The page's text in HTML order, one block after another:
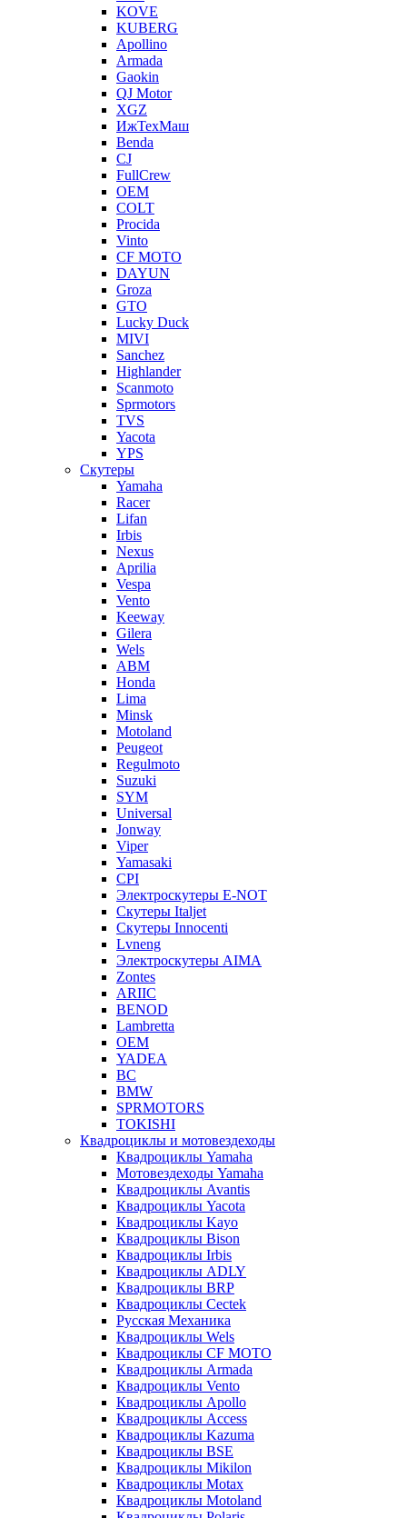
KOVE
KUBERG
Apollino
Armada
Gaokin
QJ Motor
XGZ
ИжТехМаш
Benda
CJ
FullCrew
OEM
COLT
Procida
Vinto
CF MOTO
DAYUN
Groza
GTO
Lucky Duck
MIVI
Sanchez
Highlander
Scanmoto
Sprmotors
TVS
Yacota
YPS
Скутеры
Yamaha
Racer
Lifan
Irbis
Nexus
Aprilia
Vespa
Vento
Keeway
Gilera
Wels
ABM
Honda
Lima
Minsk
Motoland
Peugeot
Regulmoto
Suzuki
SYM
Universal
Jonway
Viper
Yamasaki
CPI
Электроскутеры E-NOT
Скутеры Italjet
Скутеры Innocenti
Lvneng
Электроскутеры AIMA
Zontes
ARIIC
BENOD
Lambretta
OEM
YADEA
BC
BMW
SPRMOTORS
TOKISHI
Квадроциклы и мотовездеходы
Квадроциклы Yamaha
Мотовездеходы Yamaha
Квадроциклы Avantis
Квадроциклы Yacota
Квадроциклы Kayo
Квадроциклы Bison
Квадроциклы Irbis
Квадроциклы ADLY
Квадроциклы BRP
Квадроциклы Cectek
Русская Механика
Квадроциклы Wels
Квадроциклы CF MOTO
Квадроциклы Armada
Квадроциклы Vento
Квадроциклы Apollo
Квадроциклы Access
Квадроциклы Kazuma
Квадроциклы BSE
Квадроциклы Mikilon
Квадроциклы Motax
Квадроциклы Motoland